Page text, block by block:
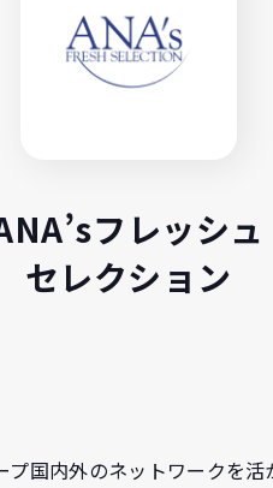
フレッシュ
セレクション
プ国内外のネットワークを